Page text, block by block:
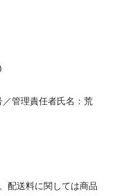
管理責任者氏名：荒
配送料に関しては商品